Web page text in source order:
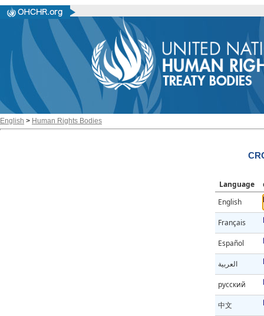
English > Human Rights Bodies
Language
English
Français
Español
العربية
русский
中文